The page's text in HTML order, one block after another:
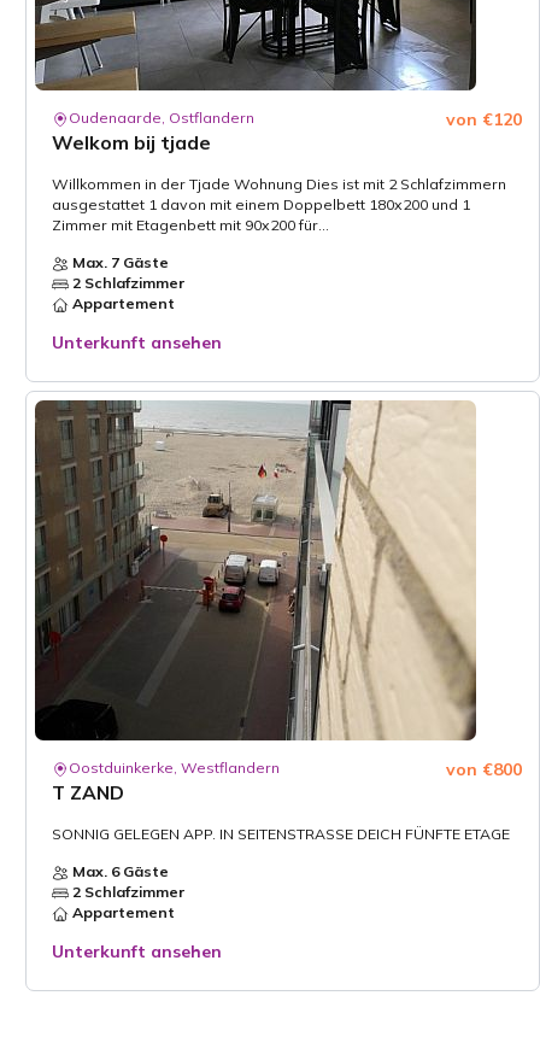
Oudenaarde, Ostflandern
Welkom bij tjade
von €120
Willkommen in der Tjade Wohnung Dies ist mit 2 Schlafzimmern
ausgestattet 1 davon mit einem Doppelbett 180x200 und 1
Zimmer mit Etagenbett mit 90x200 für...
Max. 7 Gäste
2 Schlafzimmer
Appartement
Unterkunft ansehen
Oostduinkerke, Westflandern
T ZAND
von €800
SONNIG GELEGEN APP. IN SEITENSTRASSE DEICH FÜNFTE ETAGE
Max. 6 Gäste
2 Schlafzimmer
Appartement
Unterkunft ansehen